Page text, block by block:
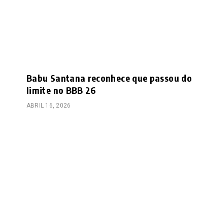
Babu Santana reconhece que passou do
limite no BBB 26
ABRIL 16, 2026